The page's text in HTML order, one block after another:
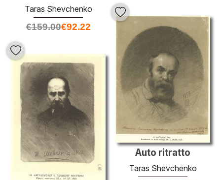
Taras Shevchenko
€159.00€92.22
Auto ritratto
Taras Shevchenko